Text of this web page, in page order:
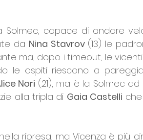
Solmec, capace di andare
da Nina Stavrov (13) le
ma, dopo i timeout, le
le ospiti riescono a
Nori (21), ma è la Solmec
alla tripla di Gaia Castelli
ripresa, ma Vicenza è più